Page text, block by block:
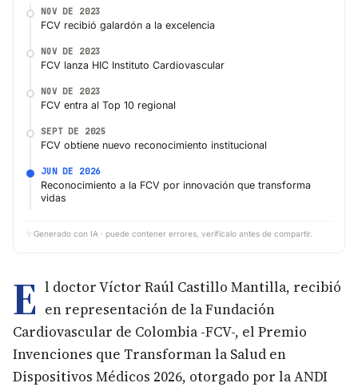
NOV DE 2023
FCV recibió galardón a la excelencia
NOV DE 2023
FCV lanza HIC Instituto Cardiovascular
NOV DE 2023
FCV entra al Top 10 regional
SEPT DE 2025
FCV obtiene nuevo reconocimiento institucional
JUN DE 2026
Reconocimiento a la FCV por innovación que transforma
vidas
✨ Generado con IA · puede contener errores, verifícalo antes de compartir.
E l doctor Víctor Raúl Castillo Mantilla, recibió
en representación de la Fundación
Cardiovascular de Colombia -FCV-, el Premio
Invenciones que Transforman la Salud en
Dispositivos Médicos 2026, otorgado por la ANDI